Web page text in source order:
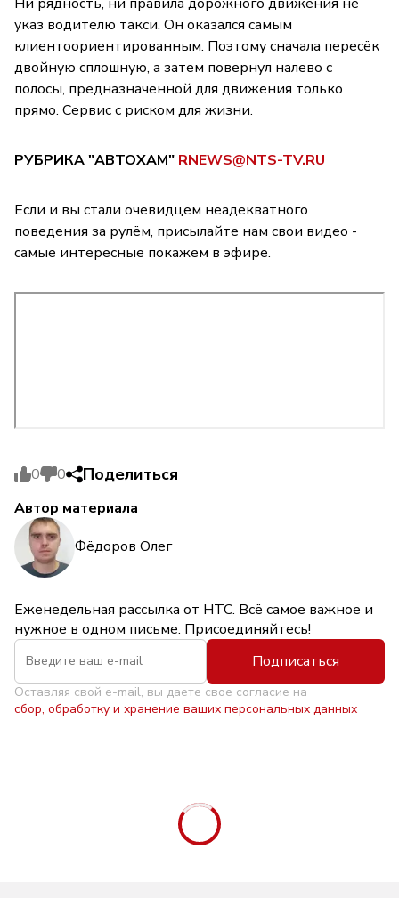
указ водителю такси. Он оказался самым
клиентоориентированным. Поэтому сначала пересёк
двойную сплошную, а затем повернул налево с
полосы, предназначенной для движения только
прямо. Сервис с риском для жизни.
РУБРИКА "АВТОХАМ" RNEWS@NTS-TV.RU
Если и вы стали очевидцем неадекватного
поведения за рулём, присылайте нам свои видео -
самые интересные покажем в эфире.
0 0 Поделиться
Автор материала
Фёдоров Олег
Еженедельная рассылка от НТС. Всё самое важное и
нужное в одном письме. Присоединяйтесь!
Подписаться
Оставляя свой e-mail, вы даете свое согласие на
сбор, обработку и хранение ваших персональных данных